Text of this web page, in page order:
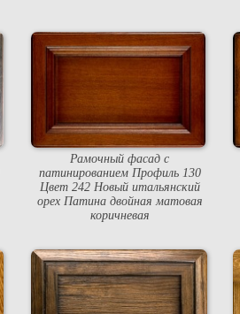
Рамочный фасад с
патинированием Профиль 130
Цвет 242 Новый итальянский
орех Патина двойная матовая
коричневая